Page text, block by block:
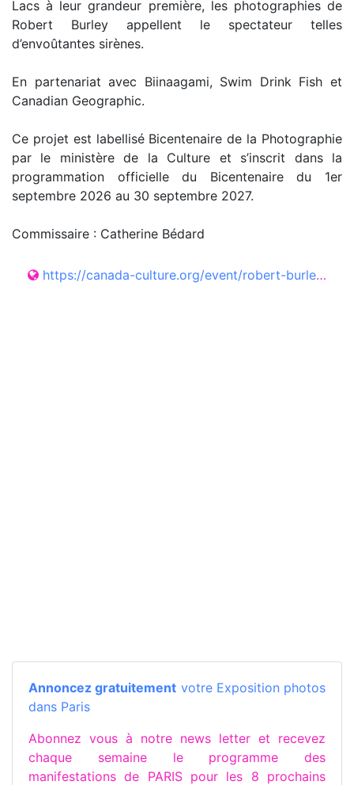
Lacs à leur grandeur première, les photographies de
Robert Burley appellent le spectateur telles
d’envoûtantes sirènes.
En partenariat avec Biinaagami, Swim Drink Fish et
Canadian Geographic.
Ce projet est labellisé Bicentenaire de la Photographie
par le ministère de la Culture et s’inscrit dans la
programmation officielle du Bicentenaire du 1er
septembre 2026 au 30 septembre 2027.
Commissaire : Catherine Bédard
https://canada-culture.org/event/robert-burley/
Annoncez gratuitement votre Exposition photos
dans Paris
Abonnez vous à notre news letter et recevez
chaque semaine le programme des
manifestations de PARIS pour les 8 prochains